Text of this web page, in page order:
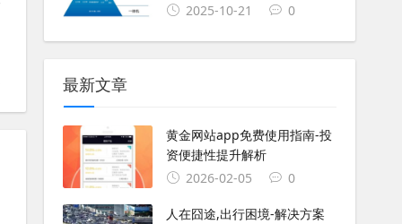
2025-10-21
0
最新文章
黄金网站app免费使用指南-投
资便捷性提升解析
2026-02-05
0
人在囧途,出行困境-解决方案